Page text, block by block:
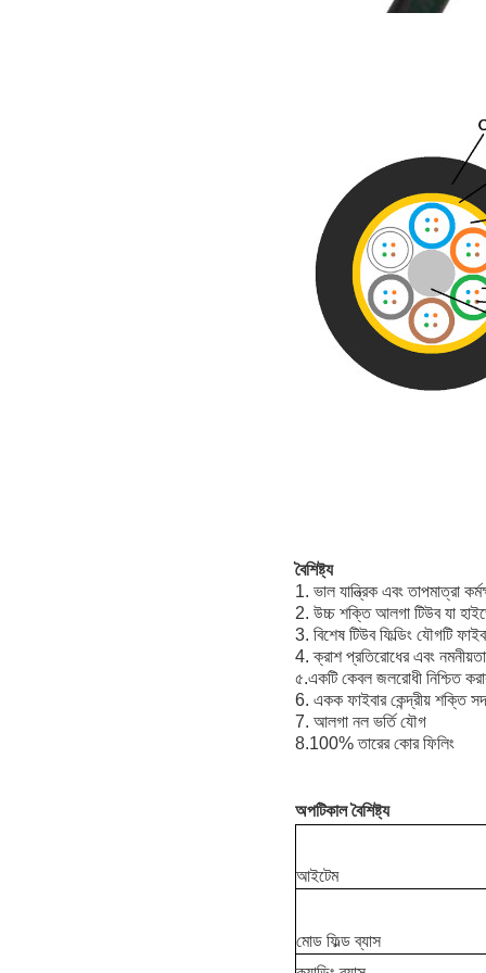
বৈশিষ্ট্য
1. ভাল যান্ত্রিক এবং তাপমাত্রা
2. উচ্চ শক্তি আলগা টিউব যা
3. বিশেষ টিউব ফিল্ডিং যৌগটি
4. ক্রাশ প্রতিরোধের এবং নমনীয়তা
৫.একটি কেবল জলরোধী নিশ্চিত
6. একক ফাইবার কেন্দ্রীয় শক্তি
7. আলগা নল ভর্তি যৌগ
8.100% তারের কোর ফিলিং
অপটিকাল বৈশিষ্ট্য
আইটেম
মোড ফিল্ড ব্যাস